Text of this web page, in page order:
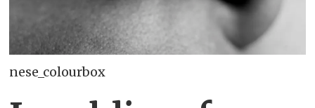
nese_colourbox